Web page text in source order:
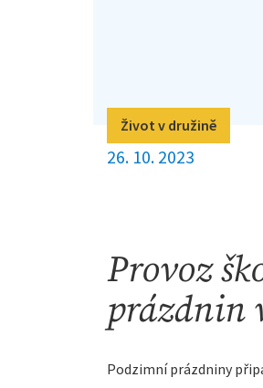
Život v družině
26. 10. 2023
Provoz
prázdnin
Podzimní prázdniny